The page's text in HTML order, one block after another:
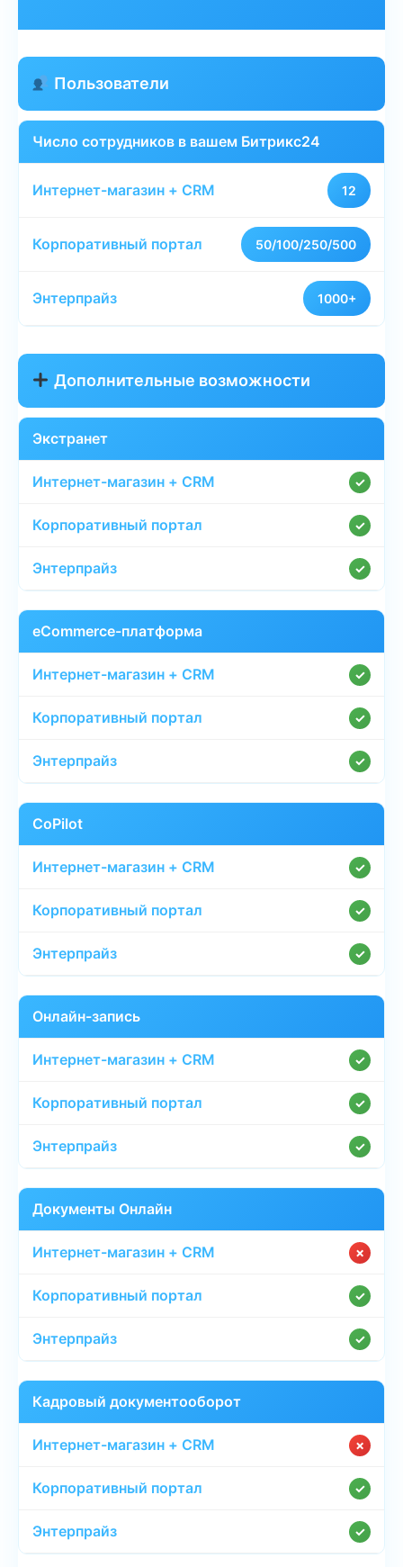
Пользователи
Число сотрудников в вашем Битрикс24
12
50/100/250/500
1000+
Дополнительные возможности
Экстранет
✓
✓
✓
eCommerce-платформа
✓
✓
✓
CoPilot
✓
✓
✓
Онлайн-запись
✓
✓
✓
Документы Онлайн
✗
✓
✓
Кадровый документооборот
✗
✓
✓